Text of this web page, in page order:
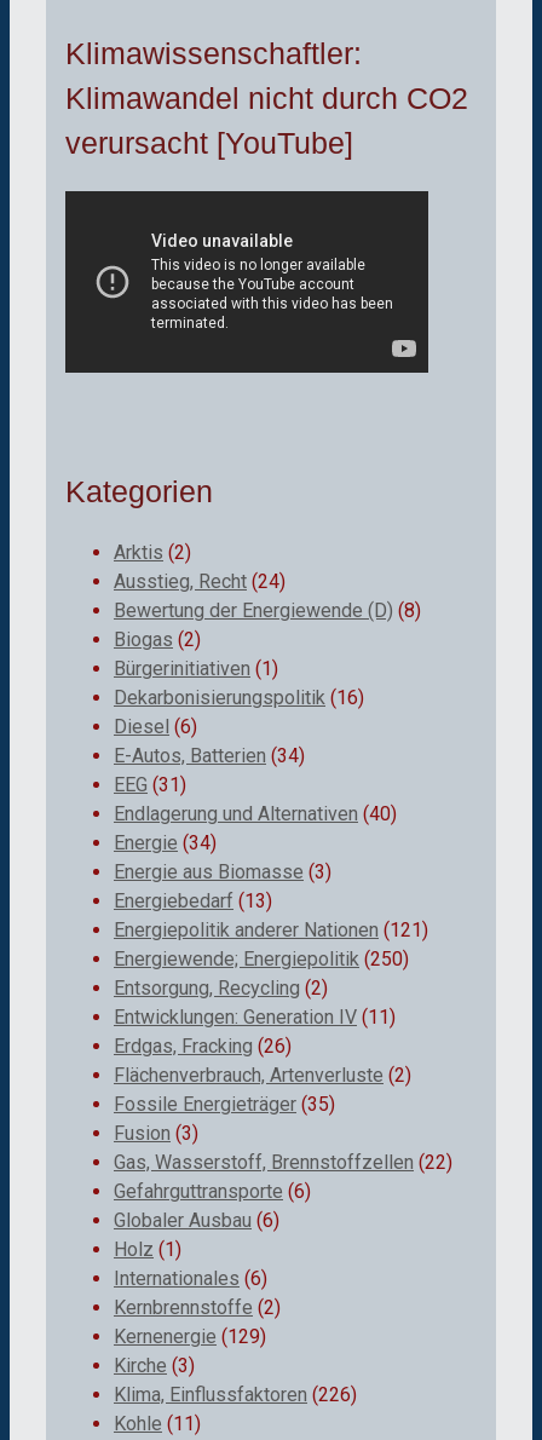
Klimawissenschaftler:
Klimawandel nicht durch CO2
verursacht [YouTube]
Kategorien
Arktis (2)
Ausstieg, Recht (24)
Bewertung der Energiewende (D) (8)
Biogas (2)
Bürgerinitiativen (1)
Dekarbonisierungspolitik (16)
Diesel (6)
E-Autos, Batterien (34)
EEG (31)
Endlagerung und Alternativen (40)
Energie (34)
Energie aus Biomasse (3)
Energiebedarf (13)
Energiepolitik anderer Nationen (121)
Energiewende; Energiepolitik (250)
Entsorgung, Recycling (2)
Entwicklungen: Generation IV (11)
Erdgas, Fracking (26)
Flächenverbrauch, Artenverluste (2)
Fossile Energieträger (35)
Fusion (3)
Gas, Wasserstoff, Brennstoffzellen (22)
Gefahrguttransporte (6)
Globaler Ausbau (6)
Holz (1)
Internationales (6)
Kernbrennstoffe (2)
Kernenergie (129)
Kirche (3)
Klima, Einflussfaktoren (226)
Kohle (11)